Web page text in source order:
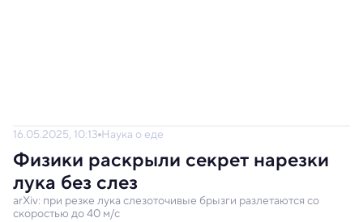
16.05.2025, 10:13 Наука о еде
Физики раскрыли секрет нарезки
лука без слез
arXiv: при резке лука слезоточивые брызги разлетаются со
скоростью до 40 м/с